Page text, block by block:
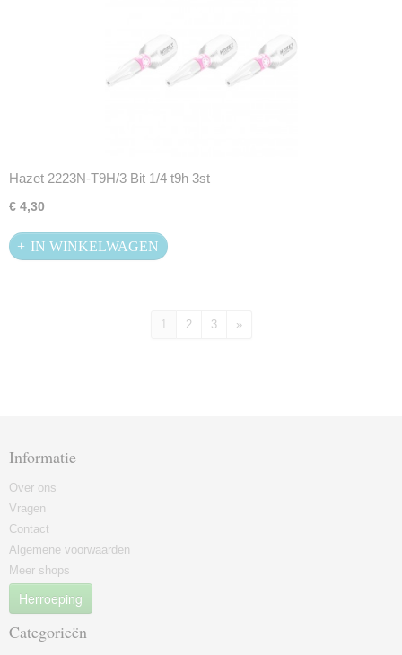
Hazet 2223N-T9H/3 Bit 1/4 t9h 3st
€ 4,30
IN WINKELWAGEN
1 2 3 »
Informatie
Over ons
Vragen
Contact
Algemene voorwaarden
Meer shops
Herroeping
Categorieën